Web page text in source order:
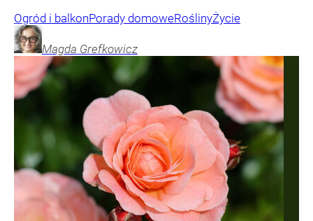
Ogród i balkonPorady domoweRoślinyŻycie
Magda Grefkowicz